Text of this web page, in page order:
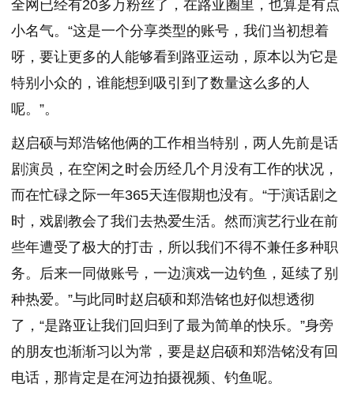
全网已经有20多万粉丝了，在路亚圈里，也算是有点
小名气。“这是一个分享类型的账号，我们当初想着
呀，要让更多的人能够看到路亚运动，原本以为它是
特别小众的，谁能想到吸引到了数量这么多的人
呢。”。
赵启硕与郑浩铭他俩的工作相当特别，两人先前是话
剧演员，在空闲之时会历经几个月没有工作的状况，
而在忙碌之际一年365天连假期也没有。“于演话剧之
时，戏剧教会了我们去热爱生活。然而演艺行业在前
些年遭受了极大的打击，所以我们不得不兼任多种职
务。后来一同做账号，一边演戏一边钓鱼，延续了别
种热爱。”与此同时赵启硕和郑浩铭也好似想透彻
了，“是路亚让我们回归到了最为简单的快乐。”身旁
的朋友也渐渐习以为常，要是赵启硕和郑浩铭没有回
电话，那肯定是在河边拍摄视频、钓鱼呢。